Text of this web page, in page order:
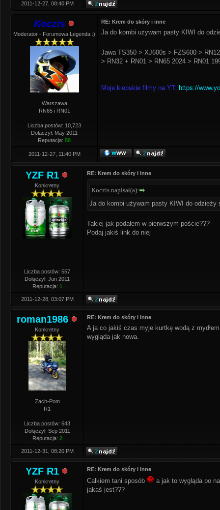
2011-12-27, 08:40 PM
Koczis
Moderator - Forumowa Legenda :)
Warszawa
RN65 i RN01
Liczba postów: 10,723
Dołączył: May 2011
Reputacja: 58
RE: Krem do skóry i inne
Ja do kombi używam pasty KIWI do
---
Jawa TS350 > XJ600s > FZS600 >
> RN32 + RN01 > RN65 2024 > RN01
Moje kiepskie filmy na YT: https://
2011-12-27, 11:40 PM
YZF R1
Konkretny
Liczba postów: 557
Dołączył: Jun 2011
Reputacja: 1
RE: Krem do skóry i inne
Koczis napisał(a):
Ja do kombi używam pasty KIWI do odzieży
Takiej jak podałem w pierwszym poście???
Podaj jakiś link do niej
2011-12-28, 03:07 PM
roman1986
Konkretny
Zach-Pom
R1
Liczba postów: 643
Dołączył: Sep 2011
Reputacja: 2
RE: Krem do skóry i inne
A ja co jakiś czas myje kurtkę wodą z
wygląda jak nowa.
2011-12-31, 08:20 PM
YZF R1
Konkretny
RE: Krem do skóry i inne
Całkiem tani sposób
a jak to wygląda po
jakaś jest???